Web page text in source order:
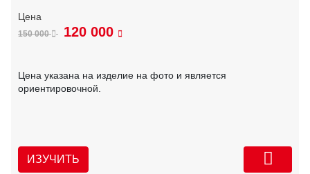
150 000 120 000
Цена указана на изделие на фото и является
ориентировочной.
ИЗУЧИТЬ